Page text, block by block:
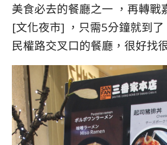
美食必去的餐廳之一 ，再轉戰
[文化夜市] ，只需5分鐘就到
民權路交叉口的餐廳，很好找